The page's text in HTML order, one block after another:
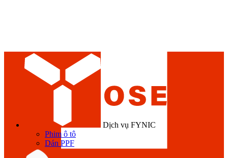
Dịch vụ FYNIC
Phim ô tô
Dán PPF